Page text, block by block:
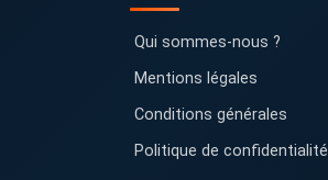
Qui sommes-nous ?
Mentions légales
Conditions générales
Politique de confidentialité